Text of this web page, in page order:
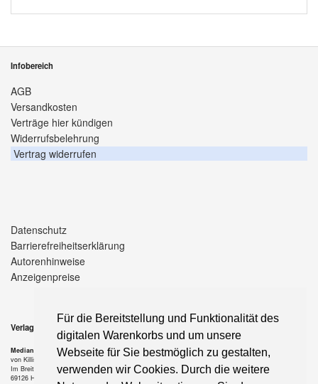
Für die Bereitstellung und Funktionalität des
digitalen Warenkorbs und um unsere
Webseite für Sie bestmöglich zu gestalten,
verwenden wir Cookies. Durch die weitere
Infobereich
AGB
Versandkosten
Verträge hier kündigen
Widerrufsbelehrung
Vertrag widerrufen
Datenschutz
Barrierefreiheitserklärung
Autorenhinweise
Anzeigenpreise
Verlag
Median-Verlag
von Killisch-Horn GmbH
Im Breitspiel 11 a
69126 Heidelberg